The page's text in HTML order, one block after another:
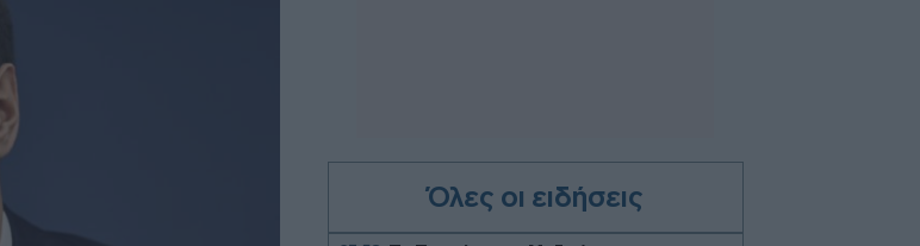
Όλες οι ειδήσεις